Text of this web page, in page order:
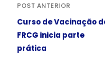
POST ANTERIOR
Curso de Vacinação
FRCG inicia parte
prática